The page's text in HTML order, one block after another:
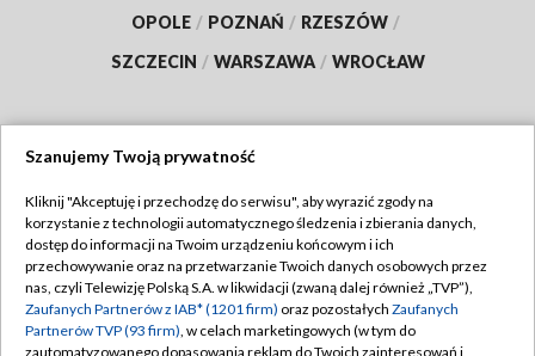
OPOLE / POZNAŃ / RZESZÓW /
SZCZECIN / WARSZAWA / WROCŁAW
TVP
Abonament TVP
Emisja w TVP
Centrum informacji TVP
Regulamin TVP
Polityka prywatności
Moje zgody
Szanujemy Twoją prywatność
Kliknij "Akceptuję i przechodzę do serwisu", aby wyrazić zgody na
korzystanie z technologii automatycznego śledzenia i zbierania danych,
dostęp do informacji na Twoim urządzeniu końcowym i ich
przechowywanie oraz na przetwarzanie Twoich danych osobowych przez
nas, czyli Telewizję Polską S.A. w likwidacji (zwaną dalej również „TVP”),
Zaufanych Partnerów z IAB* (1201 firm) oraz pozostałych Zaufanych
Partnerów TVP (93 firm), w celach marketingowych (w tym do
zautomatyzowanego dopasowania reklam do Twoich zainteresowań i